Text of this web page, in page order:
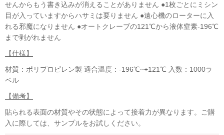
せんからもう書き込みが消えることがありません ●1枚ごとにミシン
目が入っていますからハサミは要りません ●遠心機のローターに入
れる邪魔になりません ●オートクレーブの121℃から液体窒素-196℃
まで剥がれません
【仕様】
材質：ポリプロピレン製 適合温度：-196℃~+121℃ 入数：1000ラ
ベル
【備考】
貼られる表面の材質やその状態によって接着力が異なります。ご購
入に際しては、サンプルをお試しください。